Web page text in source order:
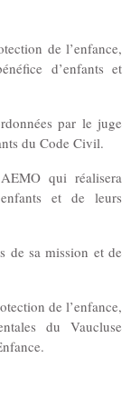
de l’enfance,
d’enfants et
par le juge
du Code Civil.
qui réalisera
enfants et de leurs
de sa mission et de
de l’enfance,
du Vaucluse